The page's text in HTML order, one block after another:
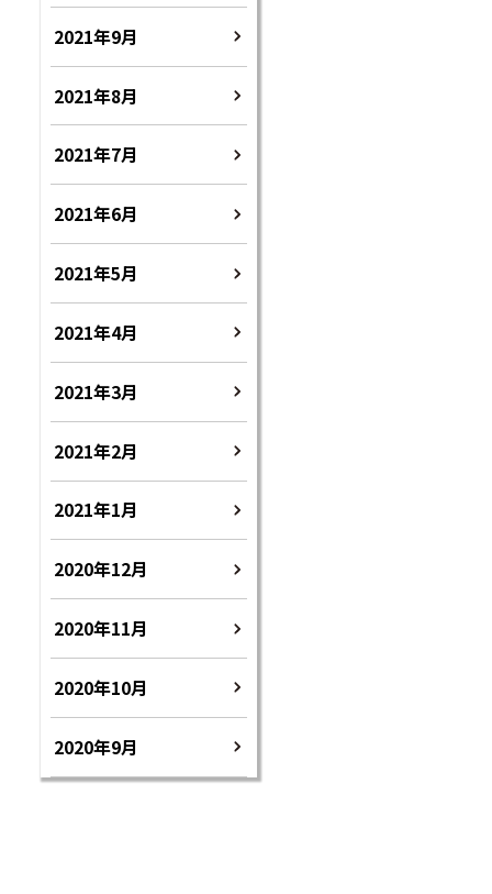
2021年9月
2021年8月
2021年7月
2021年6月
2021年5月
2021年4月
2021年3月
2021年2月
2021年1月
2020年12月
2020年11月
2020年10月
2020年9月